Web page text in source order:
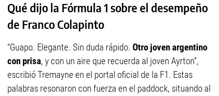
Qué dijo la Fórmula 1 sobre el desempeño
de Franco Colapinto
“Guapo. Elegante. Sin duda rápido. Otro joven argentino
con prisa, y con un aire que recuerda al joven Ayrton”,
escribió Tremayne en el portal oficial de la F1. Estas
palabras resonaron con fuerza en el paddock, situando al